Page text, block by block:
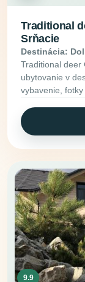
Traditional
Srňacie
Destinácia:
Traditional deer
ubytovanie v
vybavenie,
9.9